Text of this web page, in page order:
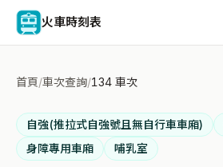
火車時刻表
首頁/車次查詢/134 車次
自強(推拉式自強號且無自行車車廂)
身障專用車廂
哺乳室